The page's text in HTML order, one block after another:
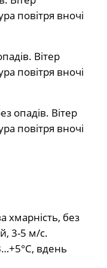
повітря вночі
Вітер
повітря вночі
опадів. Вітер
повітря вночі
хмарність, без
3-5 м/с.
вдень